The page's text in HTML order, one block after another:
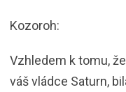
Kozoroh:
Vzhledem k tomu,
váš vládce Saturn,